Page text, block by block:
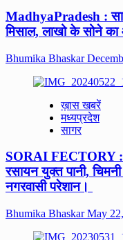
MadhyaPradesh :
मिसाल, लाखो के सोने
Bhumika Bhaskar
ख़ास खबरें
मध्यप्रदेश
सागर
SORAI FECTORY :
रसायन युक्त पानी,
नगरवासी परेशान।
Bhumika BhaskarMay